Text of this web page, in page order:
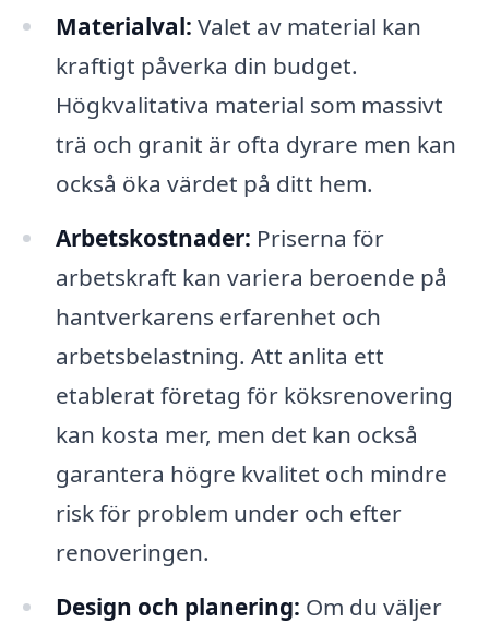
Materialval: Valet av material kan
kraftigt påverka din budget.
Högkvalitativa material som massivt
trä och granit är ofta dyrare men kan
också öka värdet på ditt hem.
Arbetskostnader: Priserna för
arbetskraft kan variera beroende på
hantverkarens erfarenhet och
arbetsbelastning. Att anlita ett
etablerat företag för köksrenovering
kan kosta mer, men det kan också
garantera högre kvalitet och mindre
risk för problem under och efter
renoveringen.
Design och planering: Om du väljer